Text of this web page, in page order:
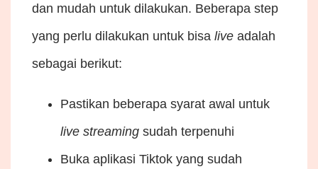
dan mudah untuk dilakukan. Beberapa step
yang perlu dilakukan untuk bisa live adalah
sebagai berikut:
Pastikan beberapa syarat awal untuk
live streaming sudah terpenuhi
Buka aplikasi Tiktok yang sudah